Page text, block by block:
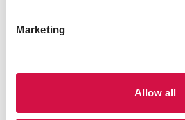
Marketing
Allow all
Welches Vogelfutter
welcher Jahreszeit?